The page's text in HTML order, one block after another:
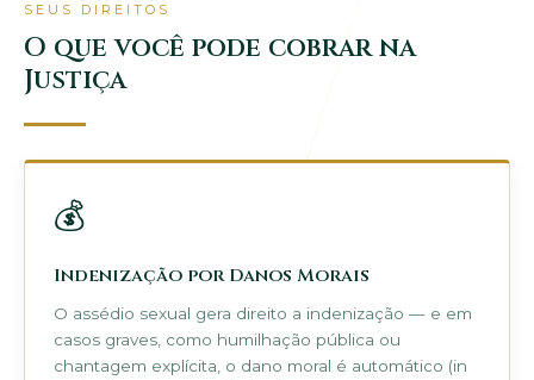
SEUS DIREITOS
O que você pode cobrar na
Justiça
💰
Indenização por Danos Morais
O assédio sexual gera direito a indenização — e em
casos graves, como humilhação pública ou
chantagem explícita, o dano moral é automático (in